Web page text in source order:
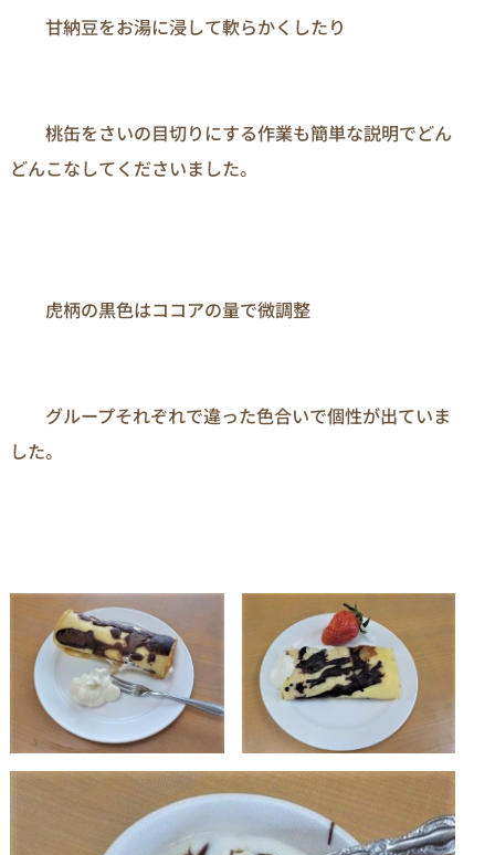
甘納豆をお湯に浸して軟らかくしたり
桃缶をさいの目切りにする作業も簡単な説明でどん
どんこなしてくださいました。
虎柄の黒色はココアの量で微調整
グループそれぞれで違った色合いで個性が出ていま
した。